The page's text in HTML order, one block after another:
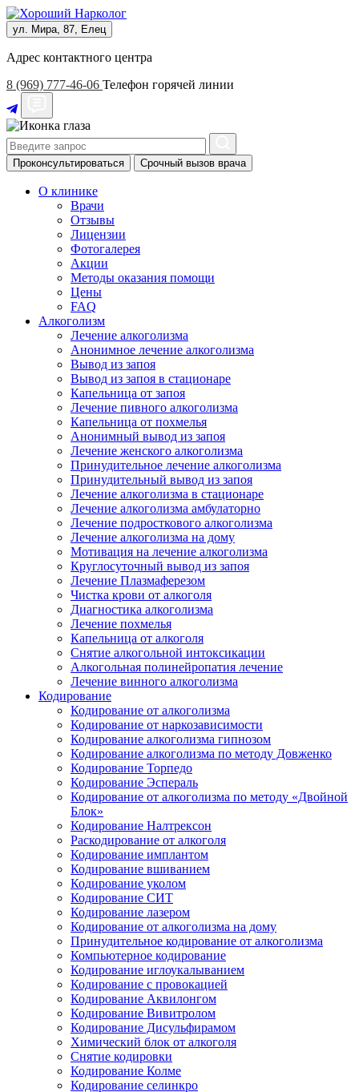
ул. Мира, 87, Елец
Адрес контактного центра
8 (969) 777-46-06 Телефон горячей линии
Проконсультироваться Срочный вызов врача
О клинике
Врачи
Отзывы
Лицензии
Фотогалерея
Акции
Методы оказания помощи
Цены
FAQ
Алкоголизм
Лечение алкоголизма
Анонимное лечение алкоголизма
Вывод из запоя
Вывод из запоя в стационаре
Капельница от запоя
Лечение пивного алкоголизма
Капельница от похмелья
Анонимный вывод из запоя
Лечение женского алкоголизма
Принудительное лечение алкоголизма
Принудительный вывод из запоя
Лечение алкоголизма в стационаре
Лечение алкоголизма амбулаторно
Лечение подросткового алкоголизма
Лечение алкоголизма на дому
Мотивация на лечение алкоголизма
Круглосуточный вывод из запоя
Лечение Плазмаферезом
Чистка крови от алкоголя
Диагностика алкоголизма
Лечение похмелья
Капельница от алкоголя
Снятие алкогольной интоксикации
Алкогольная полинейропатия лечение
Лечение винного алкоголизма
Кодирование
Кодирование от алкоголизма
Кодирование от наркозависимости
Кодирование алкоголизма гипнозом
Кодирование алкоголизма по методу Довженко
Кодирование Торпедо
Кодирование Эспераль
Кодирование от алкоголизма по методу «Двойной
Блок»
Кодирование Налтрексон
Раскодирование от алкоголя
Кодирование имплантом
Кодирование вшиванием
Кодирование уколом
Кодирование СИТ
Кодирование лазером
Кодирование от алкоголизма на дому
Принудительное кодирование от алкоголизма
Компьютерное кодирование
Кодирование иглоукалыванием
Кодирование с провокацией
Кодирование Аквилонгом
Кодирование Вивитролом
Кодирование Дисульфирамом
Химический блок от алкоголя
Снятие кодировки
Кодирование Колме
Кодирование селинкро